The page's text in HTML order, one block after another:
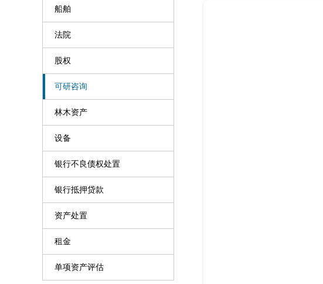
船舶
法院
股权
可研咨询
林木资产
设备
银行不良债权处置
银行抵押贷款
资产处置
租金
单项资产评估